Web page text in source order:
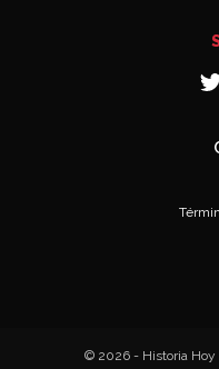
© 2026 - Historia Hoy